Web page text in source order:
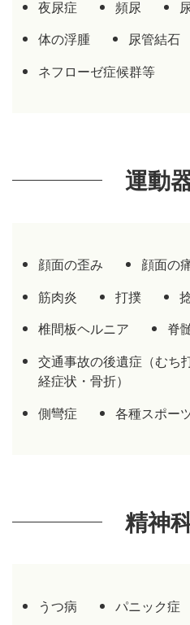
夜尿症 頻尿
体の浮腫
尿管結石
ネフローゼ症候群等
運動
顔面の歪み 顔面の
筋肉炎
打撲
椎間板ヘルニア
脊
交通事故の後遺症（むち
経症状・骨折）
側彎症
各種スポー
精神
うつ病 パニック症